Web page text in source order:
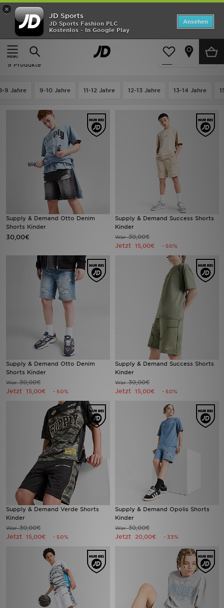
×
JD Sports
JD Sports Fashion PLC
Kostenlos - In Google Play
Ansehen
Startseite
Kinder Kleidung Jugendliche (8-15 Jahre) Shorts
verfeinern
Kinder - Supply & Demand Shorts
9 Produkte
9 Jahre 9-10 Jahre 11-12 Jahre 12-13 Jahre 13-14 Jahre
Supply & Demand Otto Denim
Shorts Kinder
30,00€
Supply & Demand Success Shorts
Kinder
War30,00€
Jetzt 15,00€ - 50%
Supply & Demand Otto Denim
Shorts Kinder
War30,00€
Jetzt 15,00€ - 50%
Supply & Demand Success Shorts
Kinder
War30,00€
Jetzt 15,00€ - 50%
Supply & Demand Verde Shorts
Kinder
War30,00€
Jetzt 15,00€ - 50%
Supply & Demand Opolis Shorts
Kinder
War30,00€
Jetzt 20,00€ - 33%
Startseite
ANGEBOTE
Marken
Bestsellers
JD Exklusives
Fußball
Lade Die APP
Geschenkkarte
Filialfinder
Meine Nachrichten
Bestellverfolgung
Hilfe & Kontakt
Trending Styles